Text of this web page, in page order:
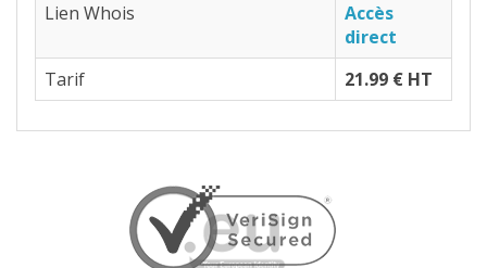
Lien Whois
Accès
direct
Tarif
21.99 € HT